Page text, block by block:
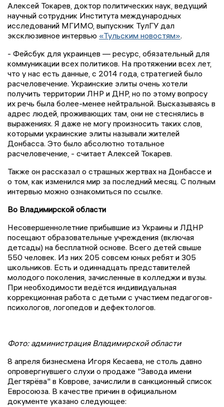
Алексей Токарев, доктор политических наук, ведущий
научный сотрудник Института международных
исследований МГИМО, выпускник ТулГУ дал
эксклюзивное интервью «Тульским новостям».
- Фейсбук для украинцев — ресурс, обязательный для
коммуникации всех политиков. На протяжении всех лет,
что у нас есть данные, с 2014 года, стратегией было
расчеловечение. Украинские элиты очень хотели
получить территории ЛНР и ДНР, но по этому вопросу
их речь была более-менее нейтральной. Высказываясь в
адрес людей, проживающих там, они не стеснялись в
выражениях. Я даже не могу произносить таких слов,
которыми украинские элиты называли жителей
Донбасса. Это было абсолютно тотальное
расчеловечение, - считает Алексей Токарев.
Также он рассказал о страшных жертвах на Донбассе и
о том, как изменился мир за последний месяц. С полным
интервью можно ознакомиться по ссылке.
Во Владимирской области
Несовершеннолетние прибывшие из Украины и ЛДНР
посещают образовательные учреждения (включая
детсады) на бесплатной основе. Всего детей свыше
550 человек. Из них 205 совсем юных ребят и 305
школьников. Есть и одиннадцать представителей
молодого поколения, зачисленные в колледжи и вузы.
При необходимости ведётся индивидуальная
коррекционная работа с детьми с участием педагогов-
психологов, логопедов и дефектологов.
Фото: администрация Владимирской области
8 апреля бизнесмена Игоря Кесаева, не столь давно
опровергнувшего слухи о продаже "Завода имени
Дегтярёва" в Коврове, зачислили в санкционный список
Евросоюза. В качестве причин в официальном
документе указано следующее: